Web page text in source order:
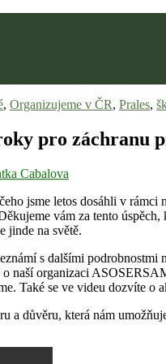
, Organizujeme v ČR, Prales,
pro záchranu
Cabalova
jsme letos dosáhli v rámci
vám za tento
jinde na světě.
s dalšími
o naší organizaci
Také se ve videu dozvíte o
a důvěru, která nám